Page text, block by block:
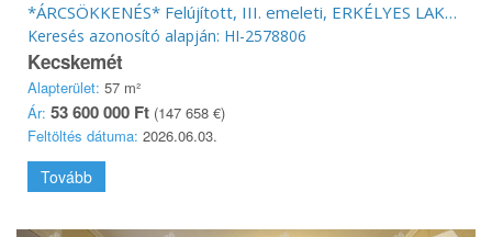
*ÁRCSÖKKENÉS* Felújított, III. emeleti, ERKÉLYES LAKÁS Kecskeméten!
Keresés azonosító alapján: HI-2578806
Kecskemét
Alapterület: 57 m²
Ár: 53 600 000 Ft (147 658 €)
Feltöltés dátuma: 2026.06.03.
Tovább